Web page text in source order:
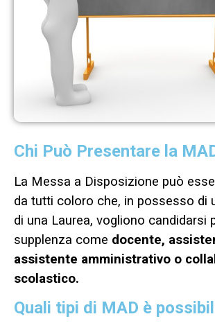
Chi Può Presentare la
La Messa a Disposizione può
da tutti coloro che, in possesso di
di una Laurea, vogliono candidarsi
supplenza come docente,
assistente amministrativo o
scolastico.
Quali tipi di MAD è